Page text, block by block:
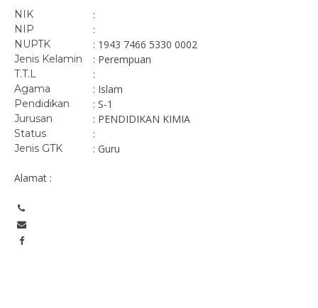
NIK :
NIP :
NUPTK : 1943 7466 5330 0002
Jenis Kelamin : Perempuan
T.T.L :
Agama : Islam
Pendidikan : S-1
Jurusan : PENDIDIKAN KIMIA
Status :
Jenis GTK : Guru
Alamat :